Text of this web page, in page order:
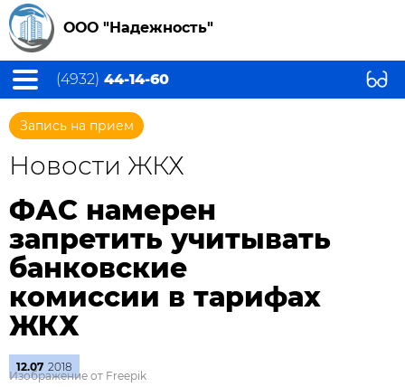
ООО "Надежность"
(4932) 44-14-60
Запись на прием
Новости ЖКХ
ФАС намерен
запретить учитывать
банковские
комиссии в тарифах
ЖКХ
12.07 2018
Изображение от Freepik